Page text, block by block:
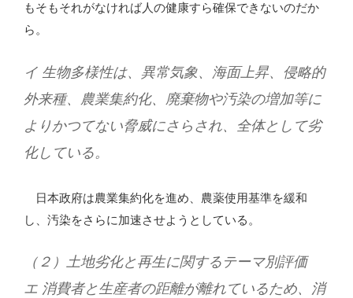
もそもそれがなければ人の健康すら確保できないのだか
ら。
イ 生物多様性は、異常気象、海面上昇、侵略的
外来種、農業集約化、廃棄物や汚染の増加等に
よりかつてない脅威にさらされ、全体として劣
化している。
日本政府は農業集約化を進め、農薬使用基準を緩和
し、汚染をさらに加速させようとしている。
（２）土地劣化と再生に関するテーマ別評価
エ 消費者と生産者の距離が離れているため、消